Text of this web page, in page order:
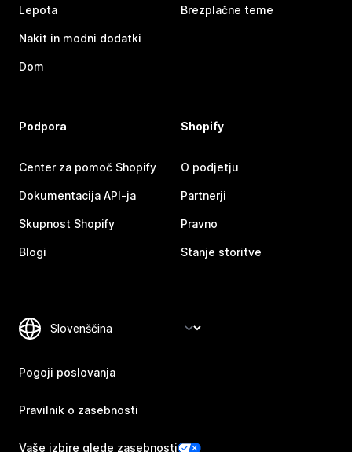
Lepota
Nakit in modni dodatki
Dom
Brezplačne teme
Podpora
Center za pomoč Shopify
Dokumentacija API-ja
Skupnost Shopify
Blogi
Shopify
O podjetju
Partnerji
Pravno
Stanje storitve
Pogoji poslovanja
Pravilnik o zasebnosti
Vaše izbire glede zasebnosti